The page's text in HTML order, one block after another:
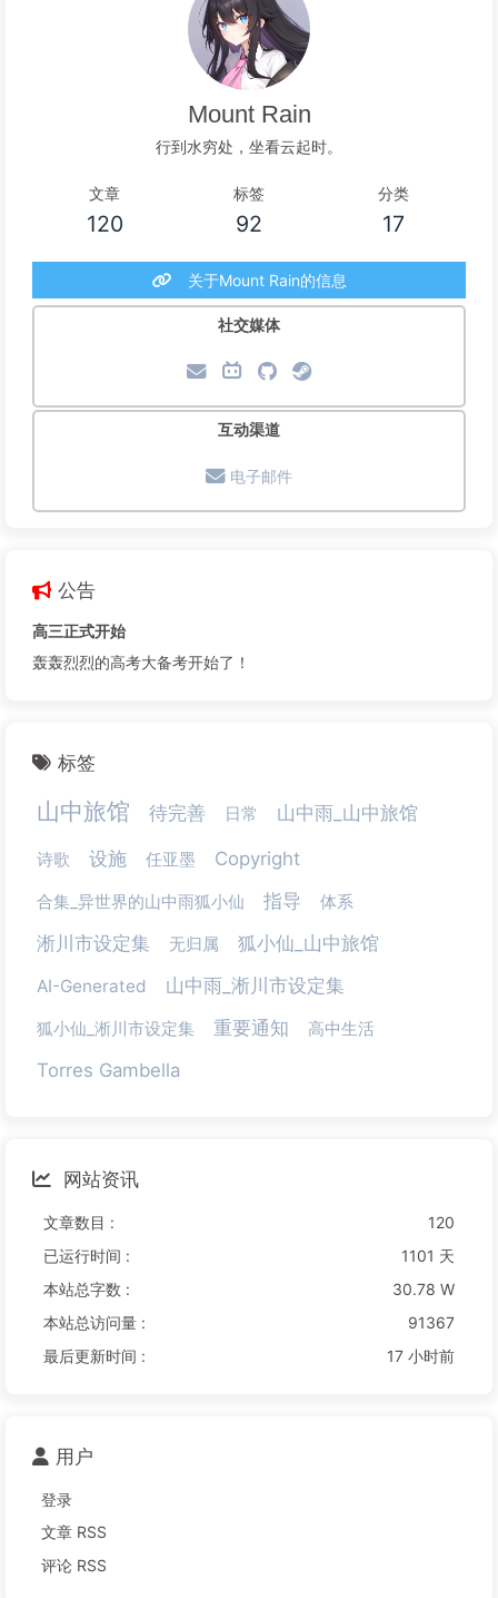
Mount Rain
行到水穷处，坐看云起时。
文章
120
标签
92
分类
17
关于Mount Rain的信息
社交媒体
互动渠道
电子邮件
公告
高三正式开始
轰轰烈烈的高考大备考开始了！
标签
山中旅馆 待完善 日常 山中雨_山中旅馆
诗歌 设施 任亚墨 Copyright
合集_异世界的山中雨狐小仙 指导 体系
淅川市设定集 无归属 狐小仙_山中旅馆
AI-Generated 山中雨_淅川市设定集
狐小仙_淅川市设定集 重要通知 高中生活
Torres Gambella
网站资讯
文章数目 :
120
已运行时间 :
1101 天
本站总字数 :
30.78 W
本站总访问量 :
91367
最后更新时间 :
17 小时前
用户
登录
文章 RSS
评论 RSS